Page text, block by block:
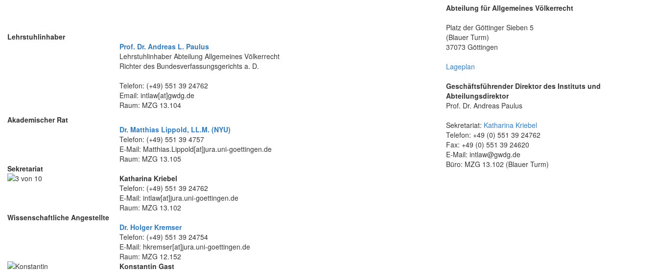
Lehrstuhlinhaber
Prof. Dr. Andreas L. Paulus
Lehrstuhlinhaber Abteilung Allgemeines Völkerrecht
Richter des Bundesverfassungsgerichts a. D.
Telefon: (+49) 551 39 24762
Email: intlaw[at]gwdg.de
Raum: MZG 13.104
Akademischer Rat
Dr. Matthias Lippold, LL.M. (NYU)
Telefon: (+49) 551 39 4757
E-Mail: Matthias.Lippold[at]jura.uni-goettingen.de
Raum: MZG 13.105
Sekretariat
Katharina Kriebel
Telefon: (+49) 551 39 24762
E-Mail: intlaw[at]jura.uni-goettingen.de
Raum: MZG 13.102
Wissenschaftliche Angestellte
Dr. Holger Kremser
Telefon: (+49) 551 39 24754
E-Mail: hkremser[at]jura.uni-goettingen.de
Raum: MZG 12.152
Konstantin Gast
Abteilung für Allgemeines Völkerrecht
Platz der Göttinger Sieben 5
(Blauer Turm)
37073 Göttingen
Lageplan
Geschäftsführender Direktor des Instituts und
Abteilungsdirektor
Prof. Dr. Andreas Paulus
Sekretariat: Katharina Kriebel
Telefon: +49 (0) 551 39 24762
Fax: +49 (0) 551 39 24620
E-Mail: intlaw@gwdg.de
Büro: MZG 13.102 (Blauer Turm)